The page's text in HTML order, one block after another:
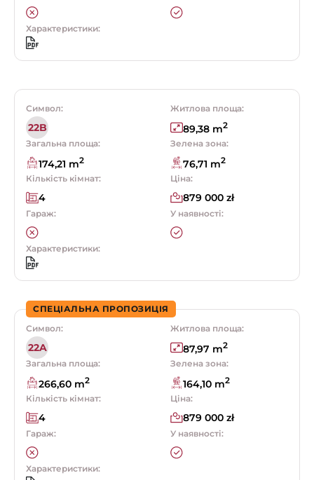
Характеристики:
Символ:
22B
Житлова площа:
89,38 m2
Загальна площа:
174,21 m2
Зелена зона:
76,71 m2
Кількість кімнат:
4
Ціна:
879 000 zł
Гараж: У наявності:
Характеристики:
СПЕЦІАЛЬНА ПРОПОЗИЦІЯ
Символ:
22A
Житлова площа:
87,97 m2
Загальна площа:
266,60 m2
Зелена зона:
164,10 m2
Кількість кімнат:
4
Ціна:
879 000 zł
Гараж: У наявності:
Характеристики: